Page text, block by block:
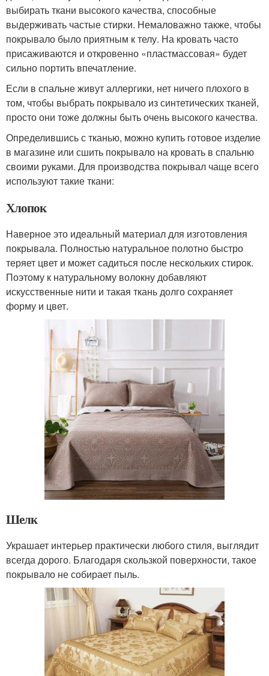
выбирать ткани высокого качества, способные
выдерживать частые стирки. Немаловажно также, чтобы
покрывало было приятным к телу. На кровать часто
присаживаются и откровенно «пластмассовая» будет
сильно портить впечатление.
Если в спальне живут аллергики, нет ничего плохого в
том, чтобы выбрать покрывало из синтетических тканей,
просто они тоже должны быть очень высокого качества.
Определившись с тканью, можно купить готовое изделие
в магазине или сшить покрывало на кровать в спальню
своими руками. Для производства покрывал чаще всего
используют такие ткани:
Хлопок
Наверное это идеальный материал для изготовления
покрывала. Полностью натуральное полотно быстро
теряет цвет и может садиться после нескольких стирок.
Поэтому к натуральному волокну добавляют
искусственные нити и такая ткань долго сохраняет
форму и цвет.
Шелк
Украшает интерьер практически любого стиля, выглядит
всегда дорого. Благодаря скользкой поверхности, такое
покрывало не собирает пыль.